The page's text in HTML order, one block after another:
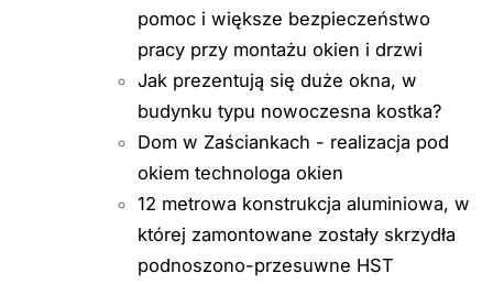
pomoc i większe bezpieczeństwo
pracy przy montażu okien i drzwi
Jak prezentują się duże okna, w
budynku typu nowoczesna kostka?
Dom w Zaściankach - realizacja pod
okiem technologa okien
12 metrowa konstrukcja aluminiowa, w
której zamontowane zostały skrzydła
podnoszono-przesuwne HST